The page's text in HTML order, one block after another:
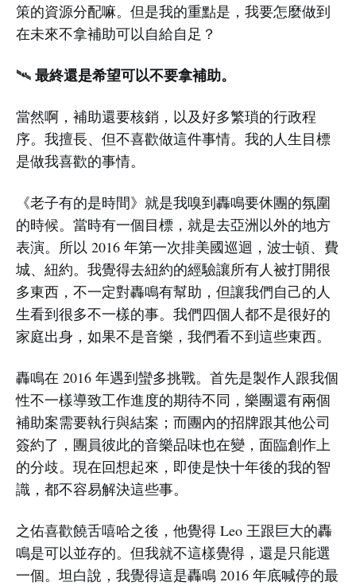
策的資源分配嘛。但是我的重點是，我要怎麼做到
在未來不拿補助可以自給自足？
🛰️ 最終還是希望可以不要拿補助。
當然啊，補助還要核銷，以及好多繁瑣的行政程
序。我擅長、但不喜歡做這件事情。我的人生目標
是做我喜歡的事情。
《老子有的是時間》就是我嗅到轟鳴要休團的氛圍
的時候。當時有一個目標，就是去亞洲以外的地方
表演。所以 2016 年第一次排美國巡迴，波士頓、費
城、紐約。我覺得去紐約的經驗讓所有人被打開很
多東西，不一定對轟鳴有幫助，但讓我們自己的人
生看到很多不一樣的事。我們四個人都不是很好的
家庭出身，如果不是音樂，我們看不到這些東西。
轟鳴在 2016 年遇到蠻多挑戰。首先是製作人跟我個
性不一樣導致工作進度的期待不同，樂團還有兩個
補助案需要執行與結案；而團內的招牌跟其他公司
簽約了，團員彼此的音樂品味也在變，面臨創作上
的分歧。現在回想起來，即使是快十年後的我的智
識，都不容易解決這些事。
之佑喜歡饒舌嘻哈之後，他覺得 Leo 王跟巨大的轟
鳴是可以並存的。但我就不這樣覺得，還是只能選
一個。坦白說，我覺得這是轟鳴 2016 年底喊停的最